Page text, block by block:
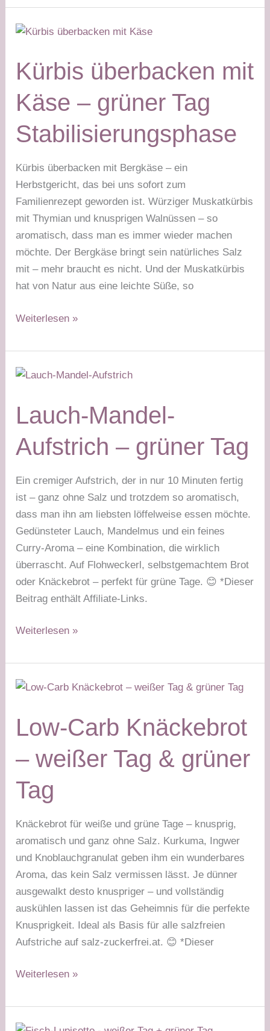
Aufstrich
–
Kürbis überbacken mit
Käse – grüner Tag
Stabilisierungsphase
Kürbis überbacken mit Bergkäse – ein
Herbstgericht, das bei uns sofort zum
Familienrezept geworden ist. Würziger Muskatkürbis
mit Thymian und knusprigen Walnüssen – so
aromatisch, dass man es immer wieder machen
möchte. Der Bergkäse bringt sein natürliches Salz
mit – mehr braucht es nicht. Und der Muskatkürbis
hat von Natur aus eine leichte Süße, so
Kürbis
mit
Käse
Tag
Stabilisierungsphase
Weiterlesen »
Lauch-Mandel-
Aufstrich – grüner Tag
Ein cremiger Aufstrich, der in nur 10 Minuten fertig
ist – ganz ohne Salz und trotzdem so aromatisch,
dass man ihn am liebsten löffelweise essen möchte.
Gedünsteter Lauch, Mandelmus und ein feines
Curry-Aroma – eine Kombination, die wirklich
überrascht. Auf Flohweckerl, selbstgemachtem Brot
oder Knäckebrot – perfekt für grüne Tage. 😊 *Dieser
Beitrag enthält Affiliate-Links.
Lauch-
Aufstrich
–
Weiterlesen »
Low-Carb Knäckebrot
– weißer Tag & grüner
Tag
Knäckebrot für weiße und grüne Tage – knusprig,
aromatisch und ganz ohne Salz. Kurkuma, Ingwer
und Knoblauchgranulat geben ihm ein wunderbares
Aroma, das kein Salz vermissen lässt. Je dünner
ausgewalkt desto knuspriger – und vollständig
auskühlen lassen ist das Geheimnis für die perfekte
Knusprigkeit. Ideal als Basis für alle salzfreien
Aufstriche auf salz-zuckerfrei.at. 😊 *Dieser
Low-
Knäckebrot
–
Weiterlesen »